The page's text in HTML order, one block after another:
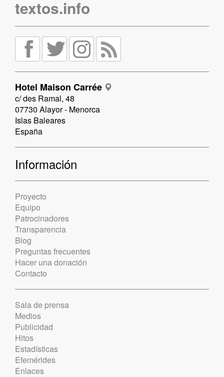
textos.info
Hotel Maison Carrée
c/ des Ramal, 48
07730 Alayor - Menorca
Islas Baleares
España
Información
Proyecto
Equipo
Patrocinadores
Transparencia
Blog
Preguntas frecuentes
Hacer una donación
Contacto
Sala de prensa
Medios
Publicidad
Hitos
Estadísticas
Efemérides
Enlaces